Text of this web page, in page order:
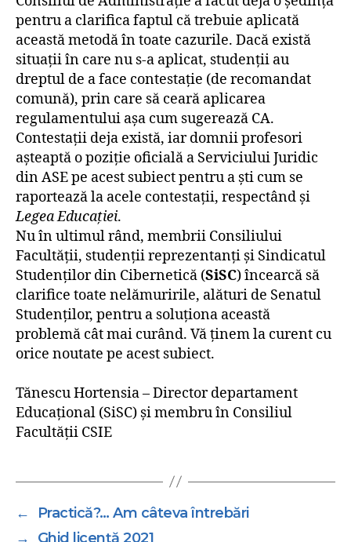
pentru a clarifica faptul că trebuie aplicată
această metodă în toate cazurile. Dacă există
situații în care nu s-a aplicat, studenții au
dreptul de a face contestație (de recomandat
comună), prin care să ceară aplicarea
regulamentului așa cum sugerează CA.
Contestații deja există, iar domnii profesori
așteaptă o poziție oficială a Serviciului Juridic
din ASE pe acest subiect pentru a ști cum se
raportează la acele contestații, respectând și
Legea Educației.
Nu în ultimul rând, membrii Consiliului
Facultății, studenții reprezentanți și Sindicatul
Studenților din Cibernetică (SiSC) încearcă să
clarifice toate nelămuririle, alături de Senatul
Studenților, pentru a soluționa această
problemă cât mai curând. Vă ținem la curent cu
orice noutate pe acest subiect.
Tănescu Hortensia – Director departament
Educațional (SiSC) și membru în Consiliul
Facultății CSIE
←
Practică?… Am câteva întrebări
→
Ghid licență 2021